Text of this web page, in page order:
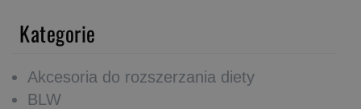
Kategorie
Akcesoria do rozszerzania diety
BLW